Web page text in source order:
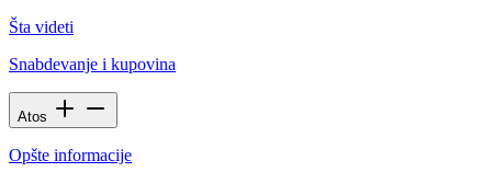
Šta videti
Snabdevanje i kupovina
Atos
Opšte informacije